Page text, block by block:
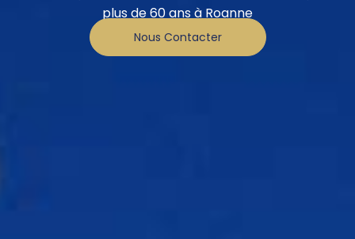
plus de 60 ans à Roanne
Nous Contacter